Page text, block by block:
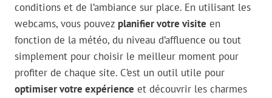
conditions et de l’ambiance sur place. En utilisant les
webcams, vous pouvez planifier votre visite en
fonction de la météo, du niveau d’affluence ou tout
simplement pour choisir le meilleur moment pour
profiter de chaque site. C’est un outil utile pour
optimiser votre expérience et découvrir les charmes